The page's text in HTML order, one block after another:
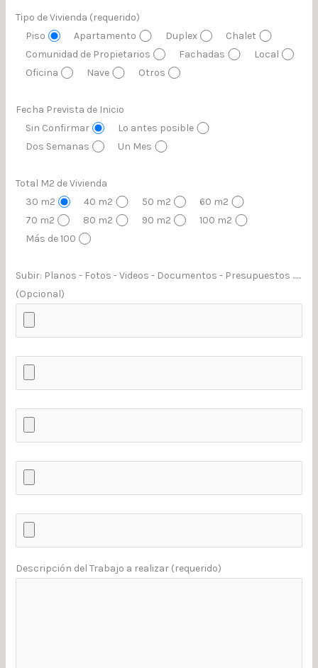
Tipo de Vivienda (requerido)
Piso
Apartamento Duplex
Chalet
Comunidad de Propietarios
Fachadas
Local
Oficina
Nave Otros
Fecha Prevista de Inicio
Sin Confirmar
Lo antes posible
Dos Semanas
Un Mes
Total M2 de Vivienda
30 m2
40 m2 50 m2
60 m2
70 m2
80 m2 90 m2
100 m2
Más de 100
Subir: Planos - Fotos - Videos - Documentos - Presupuestos ......
(Opcional)
Descripción del Trabajo a realizar (requerido)